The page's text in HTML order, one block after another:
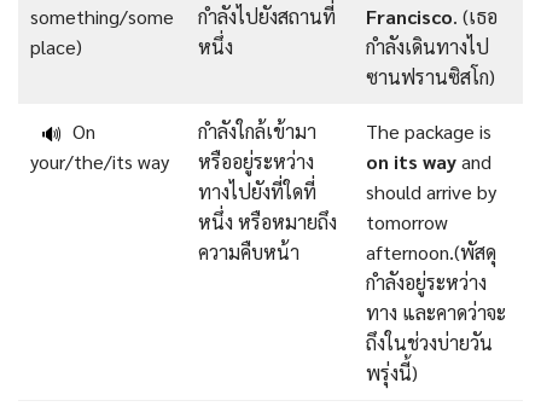
something/some
place)
กำลังไปยังสถานที่
หนึ่ง
Francisco. (เธอ
กำลังเดินทางไป
ซานฟรานซิสโก)
🔊 On
your/the/its way
กำลังใกล้เข้ามา
หรืออยู่ระหว่าง
ทางไปยังที่ใดที่
หนึ่ง หรือหมายถึง
ความคืบหน้า
The package is
on its wayand
should arrive by
tomorrow
afternoon.(พัสดุ
กำลังอยู่ระหว่าง
ทาง และคาดว่าจะ
ถึงในช่วงบ่ายวัน
พรุ่งนี้)